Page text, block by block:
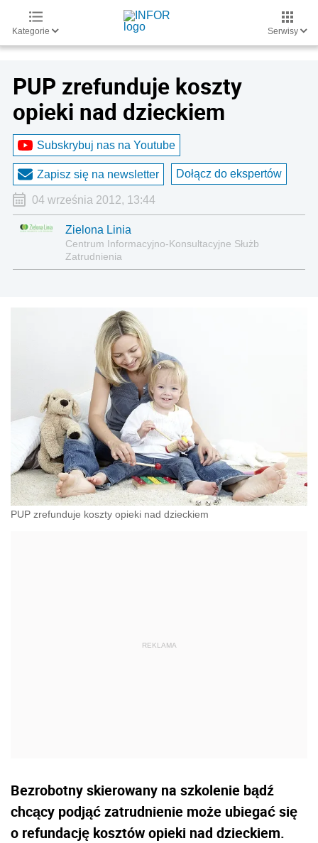
Kategorie Serwisy
PUP zrefunduje koszty
opieki nad dzieckiem
Subskrybuj nas na Youtube
Zapisz się na newsletter Dołącz do ekspertów
04 września 2012, 13:44
Zielona Linia
Centrum Informacyjno-Konsultacyjne Służb
Zatrudnienia
PUP zrefunduje koszty opieki nad dzieckiem
Bezrobotny skierowany na szkolenie bądź
chcący podjąć zatrudnienie może ubiegać się
o refundację kosztów opieki nad dzieckiem.